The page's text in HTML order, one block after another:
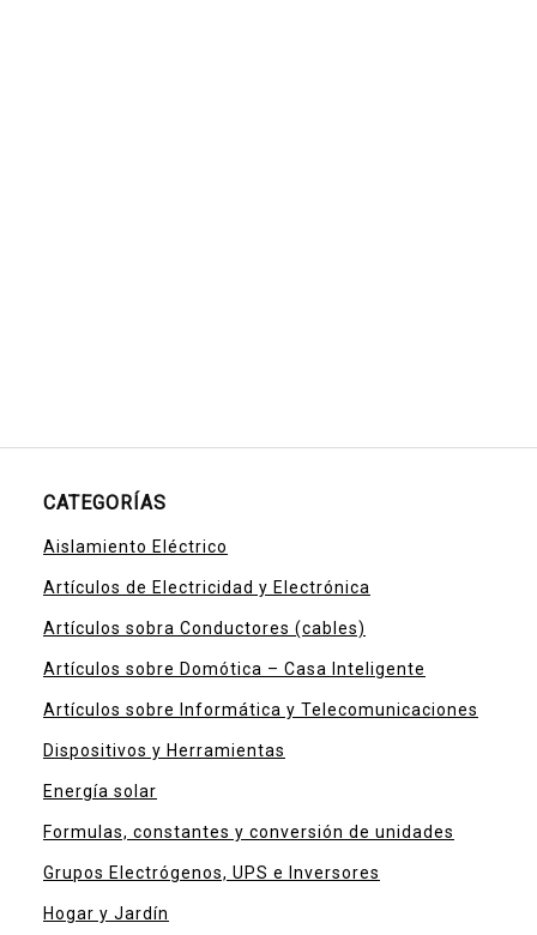
CATEGORÍAS
Aislamiento Eléctrico
Artículos de Electricidad y Electrónica
Artículos sobra Conductores (cables)
Artículos sobre Domótica – Casa Inteligente
Artículos sobre Informática y Telecomunicaciones
Dispositivos y Herramientas
Energía solar
Formulas, constantes y conversión de unidades
Grupos Electrógenos, UPS e Inversores
Hogar y Jardín